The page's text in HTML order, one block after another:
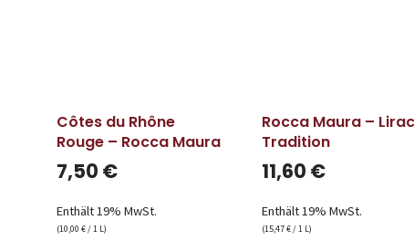
Côtes du Rhône
Rouge – Rocca Maura
7,50 €
Enthält 19% MwSt.
(10,00 € / 1 L)
Rocca Maura – Lirac
Tradition
11,60 €
Enthält 19% MwSt.
(15,47€ / 1 L)